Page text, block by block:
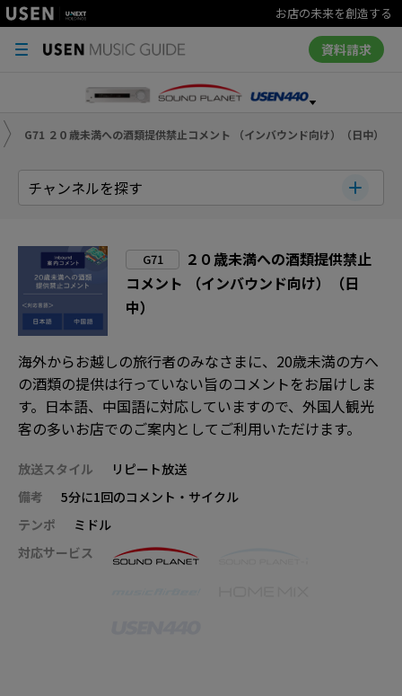
お店の未来を創造する
資料請求
G71 ２０歳未満への酒類提供禁止コメント （インバウンド向け）（日中）
チャンネルを探す
G71
２０歳未満への酒類提供禁止
コメント （インバウンド向け）（日
中）
海外からお越しの旅行者のみなさまに、20歳未満の方へ
の酒類の提供は行っていない旨のコメントをお届けしま
す。日本語、中国語に対応していますので、外国人観光
客の多いお店でのご案内としてご利用いただけます。
放送スタイル
リピート放送
備考
5分に1回のコメント・サイクル
テンポ
ミドル
対応サービス